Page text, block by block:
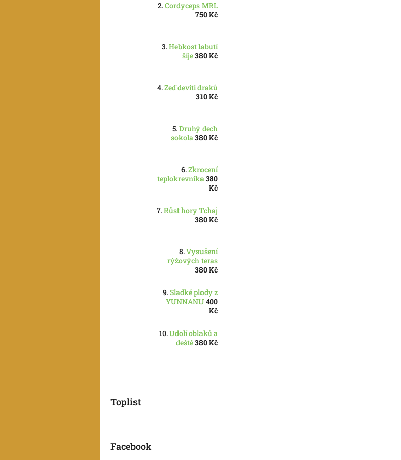
Cordyceps MRL
750 Kč
Hebkost labutí
šíje380 Kč
Zeď devíti draků
310 Kč
Druhý dech
sokola380 Kč
Zkrocení
teplokrevníka380
Kč
Růst hory Tchaj
380 Kč
Vysušení
rýžových teras
380 Kč
Sladké plody z
YUNNANU400
Kč
Udolí oblaků a
deště380 Kč
Toplist
Facebook